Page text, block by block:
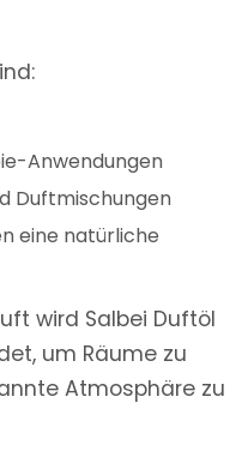
Anwendungen
Duftmischungen
eine natürliche
wird Salbei Duftöl
um Räume zu
Atmosphäre zu